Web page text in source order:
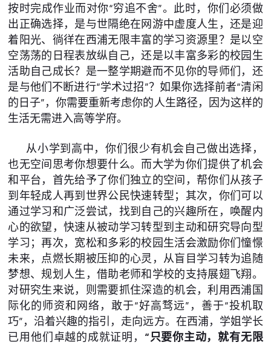
按时完成作业而对你“穷追不舍”。此时，你们必须做
出正确选择，是与世隔绝在网游中虚度人生，还是迎
着阳光、徜徉在西浦无限丰富的学习资源里？是以空
空荡荡的日程表放纵自己，还是以丰富多彩的校园生
活助自己成长？是一整学期避而不见你的导师们，还
是与他们不断进行“学术过招”？如果你选择前者“清闲
的日子”，你需要重新考虑你的人生路径，因为这样的
生活无需进入高等学府。
从小学到高中，你们很少有机会自己做出选择，
也无空间思考你想要什么。而大学为你们提供了机会
和平台，首先给予了你们独立的空间，帮你们从孩子
到年轻成人再到世界公民快速转型；其次，你们可以
通过学习和广泛尝试，找到自己的兴趣所在，唤醒内
心的欲望，快速从被动学习转型到主动和研究导向型
学习；再次，宽松和多彩的校园生活会激励你们憧憬
未来，点燃长期被压抑的心灵，从盲目学习转为追随
梦想、规划人生，借助老师和学校的支持展翅飞翔。
对研究生来说，则需要抓住深造的机会，利用西浦国
际化的师资和网络，敢于“好高骛远”，善于“投机取
巧”，沿着兴趣的指引，走向远方。在西浦，学姐学长
已用他们卓越的成就证明， “只要你主动，就有无限